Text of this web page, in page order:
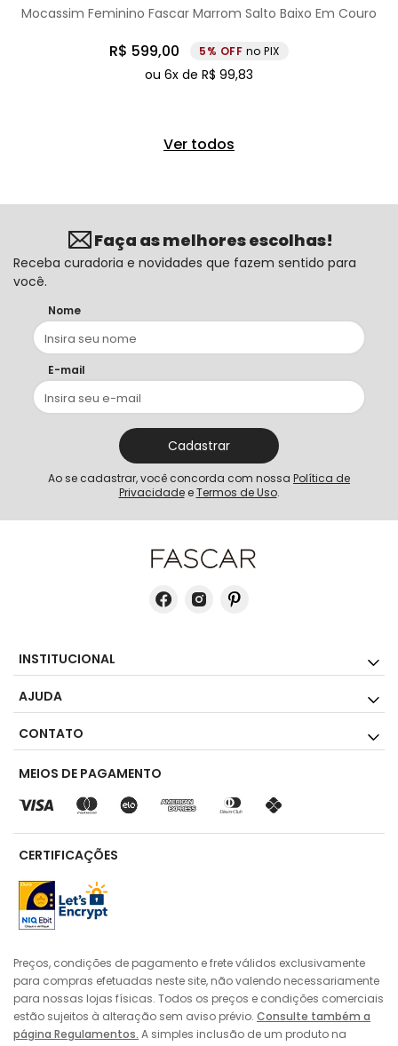
Mocassim Feminino Fascar Marrom Salto Baixo Em Couro
R$ 599,00 5% no PIX
ou 6x de R$ 99,83
Ver todos
Faça as melhores escolhas!
Receba curadoria e novidades que fazem sentido para
você.
Nome
E-mail
Cadastrar
Ao se cadastrar, você concorda com nossa Política de
Privacidadee Termos de Uso.
INSTITUCIONAL
AJUDA
CONTATO
MEIOS DE PAGAMENTO
CERTIFICAÇÕES
Preços, condições de pagamento e frete válidos exclusivamente
para compras efetuadas neste site, não valendo necessariamente
para nossas lojas físicas. Todos os preços e condições comerciais
estão sujeitos à alteração sem aviso prévio. Consulte também a
página Regulamentos. A simples inclusão de um produto na